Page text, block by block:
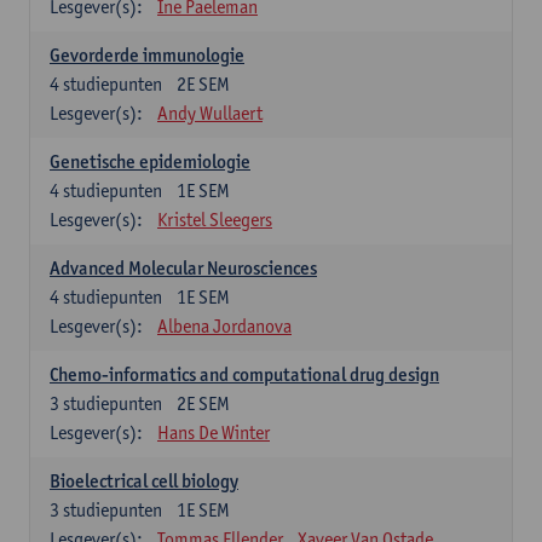
Lesgever(s):
Ine Paeleman
Gevorderde immunologie
2E SEM
4studiepunten
Lesgever(s):
Andy Wullaert
Genetische epidemiologie
1E SEM
4studiepunten
Lesgever(s):
Kristel Sleegers
Advanced Molecular Neurosciences
1E SEM
4studiepunten
Lesgever(s):
Albena Jordanova
Chemo-informatics and computational drug design
2E SEM
3 studiepunten
Lesgever(s):
Hans De Winter
Bioelectrical cell biology
1E SEM
3 studiepunten